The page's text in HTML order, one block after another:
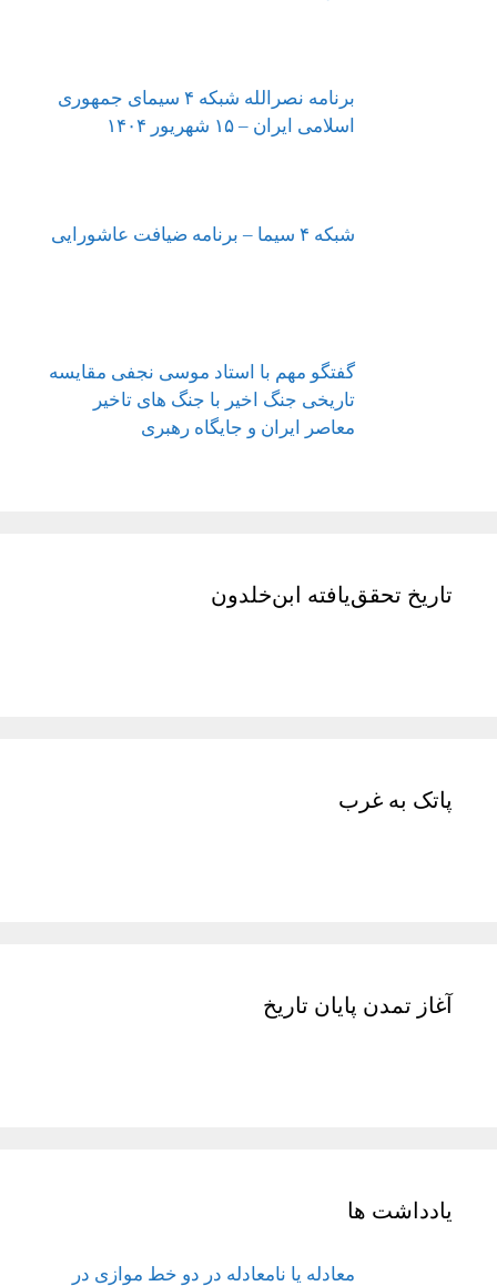
برنامه نصرالله شبکه ۴ سیمای جمهوری
اسلامی ایران – ۱۵ شهریور ۱۴۰۴
شبکه ۴ سیما – برنامه ضیافت عاشورایی
گفتگو مهم با استاد موسی نجفی مقایسه
تاریخی جنگ اخیر با جنگ های تاخیر
معاصر ایران و جایگاه رهبری
تاریخ تحقق‌یافته ابن‌خلدون
پاتک به غرب
آغاز تمدن پایان تاریخ
یادداشت ها
معادله یا نامعادله در دو خط موازی در